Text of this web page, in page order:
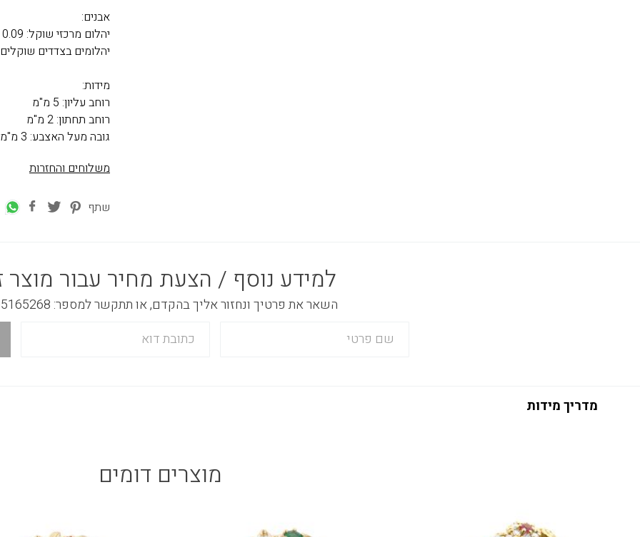
אבנים:
יהלום מרכזי שוקל: 0.09 קראט
יהלומים בצדדים שוקלים: 0.04
מידות:
רוחב עליון: 5 מ"מ
רוחב תחתון: 2 מ"מ
גובה מעל האצבע: 3 מ"מ
משלוחים והחזרות
שתף
למידע נוסף / הצעת מחיר עבור מוצר
השאר את פרטיך ונחזור אליך בהקדם, או תתקשר למספר: 03-5165268
מדריך מידות
מוצרים דומים